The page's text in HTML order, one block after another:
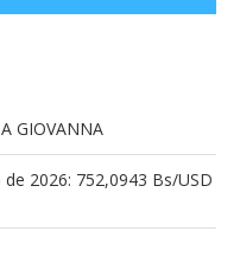
GIOVANNA
2026: 752,0943 Bs/USD